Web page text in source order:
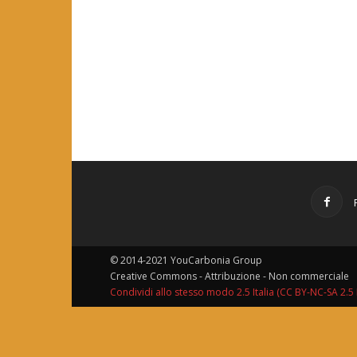
© 2014-2021 YouCarbonia Group
Creative Commons - Attribuzione - Non commerciale
Condividi allo stesso modo 2.5 Italia (CC BY-NC-SA 2.5